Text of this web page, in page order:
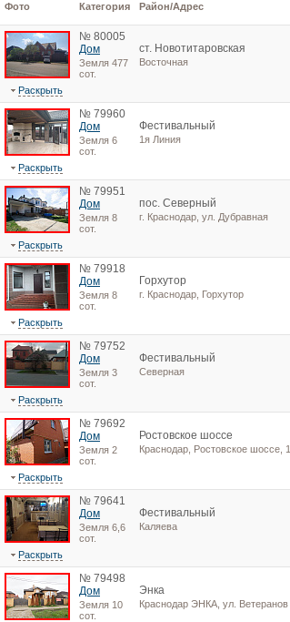
Фото Категория Район/Адрес
№ 80005
Дом
Земля 477
сот.
ст. Новотитаровская
Восточная
Раскрыть
№ 79960
Дом
Земля 6
сот.
Фестивальный
1я Линия
Раскрыть
№ 79951
Дом
Земля 8
сот.
пос. Северный
г. Краснодар, ул. Дубравная
Раскрыть
№ 79918
Дом
Земля 8
сот.
Горхутор
г. Краснодар, Горхутор
Раскрыть
№ 79752
Дом
Земля 3
сот.
Фестивальный
Северная
Раскрыть
№ 79692
Дом
Земля 2
сот.
Ростовское шоссе
Краснодар, Ростовское шоссе,
Раскрыть
№ 79641
Дом
Земля 6,6
сот.
Фестивальный
Каляева
Раскрыть
№ 79498
Дом
Земля 10
сот.
Энка
Краснодар ЭНКА, ул. Ветеранов